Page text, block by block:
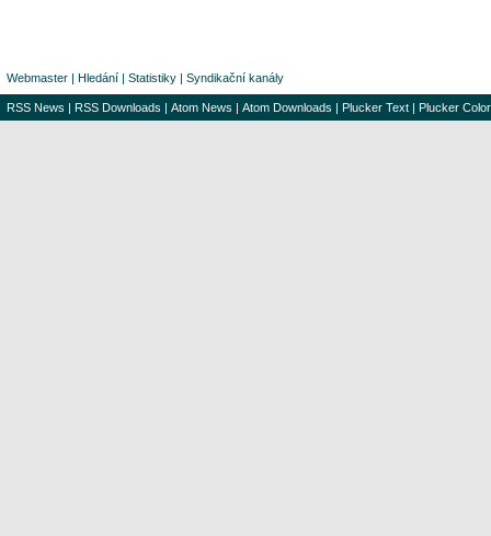
Webmaster | Hledání | Statistiky | Syndikační kanály
RSS News | RSS Downloads | Atom News | Atom Downloads | Plucker Text | Plucker Color